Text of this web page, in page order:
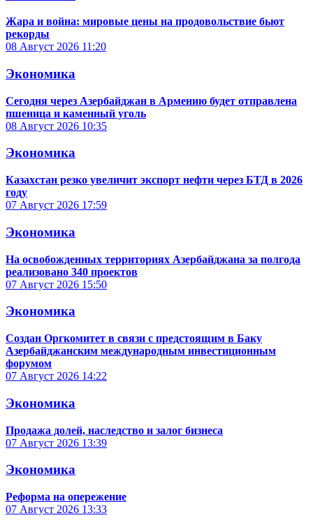
Жара и война: мировые цены на продовольствие бьют
рекорды
08 Август 2026 11:20
Экономика
Сегодня через Азербайджан в Армению будет отправлена
пшеница и каменный уголь
08 Август 2026 10:35
Экономика
Казахстан резко увеличит экспорт нефти через БТД в 2026
году
07 Август 2026 17:59
Экономика
На освобожденных территориях Азербайджана за полгода
реализовано 340 проектов
07 Август 2026 15:50
Экономика
Создан Оргкомитет в связи с предстоящим в Баку
Азербайджанским международным инвестиционным
форумом
07 Август 2026 14:22
Экономика
Продажа долей, наследство и залог бизнеса
07 Август 2026 13:39
Экономика
Реформа на опережение
07 Август 2026 13:33